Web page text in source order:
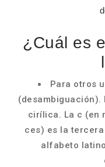
¿Cuál es
Para otros
cirílica. La c (en
ces) es la
alfabeto